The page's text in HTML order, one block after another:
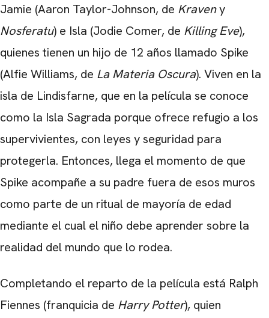
Jamie (Aaron Taylor-Johnson, de Kraveny
Nosferatu) e Isla (Jodie Comer, de Killing Eve),
quienes tienen un hijo de 12 años llamado Spike
(Alfie Williams, de La Materia Oscura). Viven en la
isla de Lindisfarne, que en la película se conoce
como la Isla Sagrada porque ofrece refugio a los
supervivientes, con leyes y seguridad para
protegerla. Entonces, llega el momento de que
Spike acompañe a su padre fuera de esos muros
como parte de un ritual de mayoría de edad
mediante el cual el niño debe aprender sobre la
realidad del mundo que lo rodea.
Completando el reparto de la película está Ralph
Fiennes (franquicia de Harry Potter), quien
CARREGANDO PUBLICIDADE